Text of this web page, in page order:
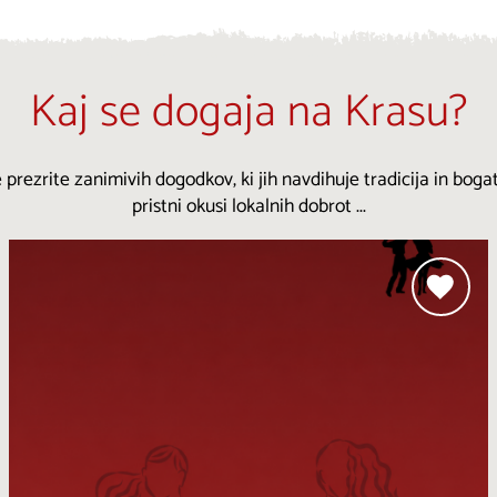
Kaj se dogaja na Krasu?
prezrite zanimivih dogodkov, ki jih navdihuje tradicija in
pristni okusi lokalnih dobrot ...